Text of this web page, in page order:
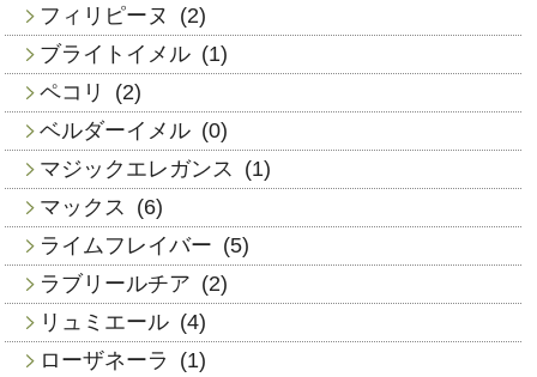
フィリピーヌ
(2)
ブライトイメル (1)
ペコリ
(2)
ベルダーイメル (0)
マジックエレガンス
(1)
マックス
(6)
ライムフレイバー (5)
ラブリールチア (2)
リュミエール (4)
ローザネーラ
(1)